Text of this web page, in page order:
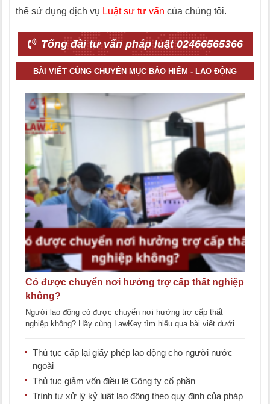
thể sử dụng dịch vụ Luật sư tư vấn của chúng tôi.
Tổng đài tư vấn pháp luật 02466565366
BÀI VIẾT CÙNG CHUYÊN MỤC BẢO HIỂM - LAO ĐỘNG
Có được chuyển nơi hưởng trợ cấp thất nghiệp
không?
Người lao động có được chuyển nơi hưởng trợ cấp thất
nghiệp không? Hãy cùng LawKey tìm hiểu qua bài viết dưới
Thủ tục cấp lại giấy phép lao động cho người nước
ngoài
Thủ tục giảm vốn điều lệ Công ty cổ phần
Trình tự xử lý kỷ luật lao động theo quy định của pháp